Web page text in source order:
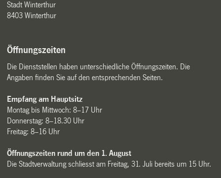
Stadt Winterthur
8403 Winterthur
Öffnungszeiten
Die Dienststellen haben unterschiedliche Öffnungszeiten. Die
Angaben finden Sie auf den entsprechenden Seiten.
Empfang am Hauptsitz
Montag bis Mittwoch: 8–17 Uhr
Donnerstag: 8–18.30 Uhr
Freitag: 8–16 Uhr
Öffnungszeiten rund um den 1. August
Die Stadtverwaltung schliesst am Freitag, 31. Juli bereits um 15 Uhr.